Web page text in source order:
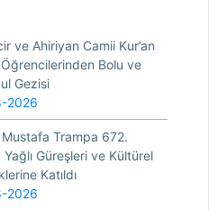
ve Ahiriyan Camii Kur’an
Bolu ve
Gezisi
2026
Trampa 672.
Yağlı Güreşleri ve Kültürel
Katıldı
2026